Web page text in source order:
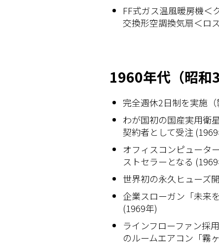
FF式ガス温風暖房機＜
交換形空調換気扇＜ロ
1960年代（昭和
完全週休2日制を実施
わが国初の国産実用衛
契約者として受注
オフィスコンピュータ
ストセラーとなる
世界初の永久ヒューズ
企業スローガン「未来
(1969年)
ラインフローファン採
のルームエアコン「霧